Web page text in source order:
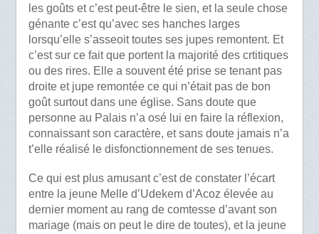
les goûts et c’est peut-être le sien, et la seule chose
génante c’est qu’avec ses hanches larges
lorsqu’elle s’asseoit toutes ses jupes remontent. Et
c’est sur ce fait que portent la majorité des crtitiques
ou des rires. Elle a souvent été prise se tenant pas
droite et jupe remontée ce qui n’était pas de bon
goût surtout dans une église. Sans doute que
personne au Palais n’a osé lui en faire la réflexion,
connaissant son caractère, et sans doute jamais n’a
t’elle réalisé le disfonctionnement de ses tenues.
Ce qui est plus amusant c’est de constater l’écart
entre la jeune Melle d’Udekem d’Acoz élevée au
dernier moment au rang de comtesse d’avant son
mariage (mais on peut le dire de toutes), et la jeune